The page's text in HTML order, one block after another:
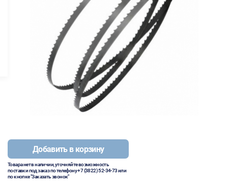
Добавить в корзину
Товара нет в наличии, уточняйте возможность
поставки под заказ по телефону+7 (3822) 52-34-73или
по кнопке "Заказать звонок"